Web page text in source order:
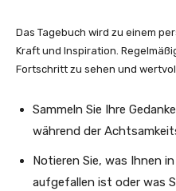
Das Tagebuch wird zu einem
Kraft und Inspiration.
Fortschritt zu sehen und
Sammeln Sie Ihre
während der
Notieren Sie, was Ihnen
aufgefallen ist oder was